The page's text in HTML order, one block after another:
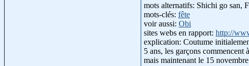
mots alternatifs: Shichi go san,
mots-clés: fête
voir aussi: Obi
sites webs en rapport: http://
explication: Coutume
5 ans, les garçons
mais maintenant le 15